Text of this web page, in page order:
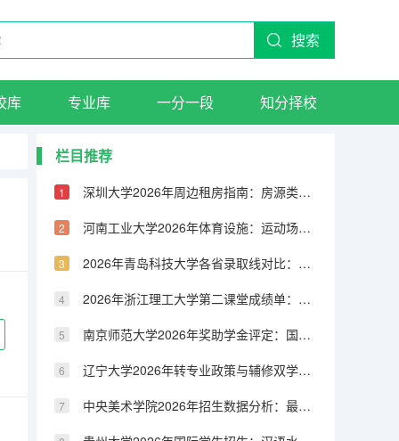
搜索
库 专业库 一分一段 知分择校
栏目推荐
深圳大学2026年周边租房指南：房源类型、租金水平与交通配套
河南工业大学2026年体育设施：运动场馆、健身房与体育课程
2026年青岛科技大学各省录取线对比：物理类与历史类分数差异分析
2026年浙江理工大学第二课堂成绩单：社会实践、志愿服务与素质拓展
南京师范大学2026年奖助学金评定：国家奖学金、励志奖学金与助学金
辽宁大学2026年转专业政策与辅修双学位：申请条件与流程
中央美术学院2026年招生数据分析：最低分、最高分与平均分一览